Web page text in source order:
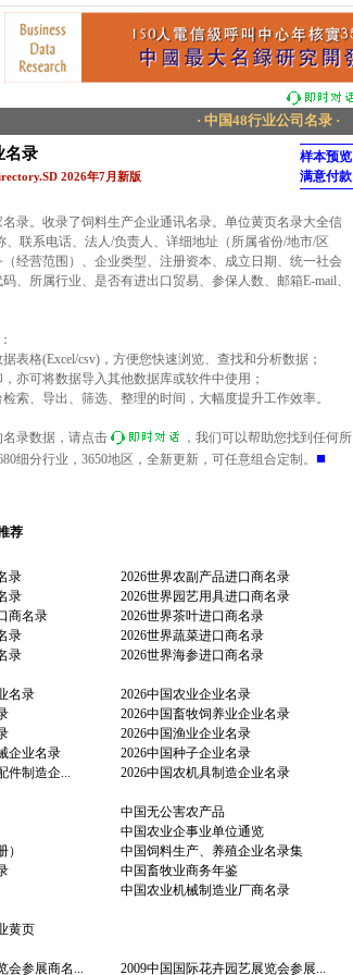
· 中国48行业公司名录 ·
名录
2026年7月新版
样本预览
满意付款
名录。收录了饲料生产企业通讯名录。单位黄页名录大全信
、联系电话、法人/负责人、详细地址（所属省份/地市/区
经营范围）、企业类型、注册资本、成立日期、统一社会
、所属行业、是否有进出口贸易、参保人数、邮箱E-mail、
表格(Excel/csv)，方便您快速浏览、查找和分析数据；
亦可将数据导入其他数据库或软件中使用；
索、导出、筛选、整理的时间，大幅度提升工作效率。
录数据，请点击
，我们可以帮助您找到任何所
细分行业，3650地区，全新更新，可任意组合定制。 ■
荐
录
2026世界农副产品进口商名录
录
2026世界园艺用具进口商名录
商名录
2026世界茶叶进口商名录
录
2026世界蔬菜进口商名录
录
2026世界海参进口商名录
名录
2026中国农业企业名录
2026中国畜牧饲养业企业名录
2026中国渔业企业名录
企业名录
2026中国种子企业名录
件制造企...
2026中国农机具制造企业名录
中国无公害农产品
中国农业企事业单位通览
中国饲料生产、养殖企业名录集
中国畜牧业商务年鉴
中国农业机械制造业厂商名录
黄页
会参展商名...
2009中国国际花卉园艺展览会参展...